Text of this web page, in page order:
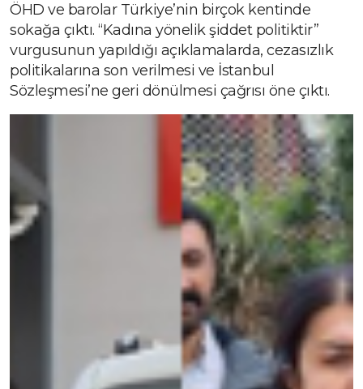
ÖHD ve barolar Türkiye’nin birçok kentinde
sokağa çıktı. “Kadına yönelik şiddet politiktir”
vurgusunun yapıldığı açıklamalarda, cezasızlık
politikalarına son verilmesi ve İstanbul
Sözleşmesi’ne geri dönülmesi çağrısı öne çıktı.